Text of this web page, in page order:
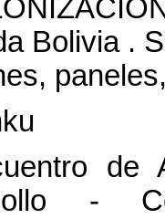
Bolivia .
de
-